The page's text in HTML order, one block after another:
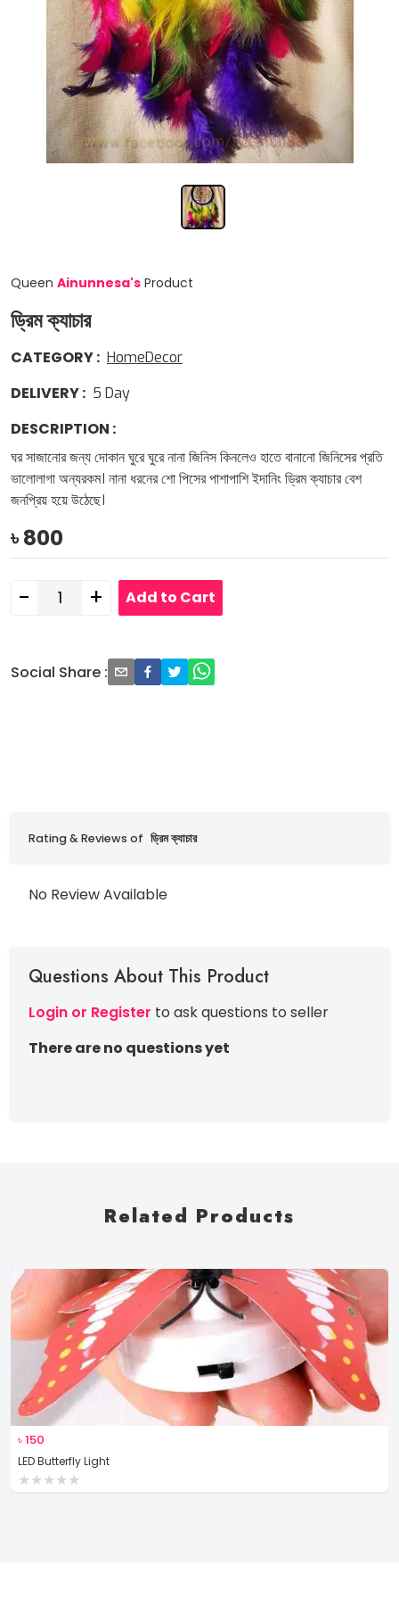
Queen Ainunnesa's Product
ড্রিম ক্যাচার
CATEGORY: HomeDecor
DELIVERY: 5 Day
DESCRIPTION :
ঘর সাজানোর জন্য দোকান ঘুরে ঘুরে নানা জিনিস কিনলেও হাতে বানানো জিনিসের প্রতি
ভালোলাগা অন্যরকম। নানা ধরনের শো পিসের পাশাপাশি ইদানিং ড্রিম ক্যাচার বেশ
জনপ্রিয় হয়ে উঠেছে।
৳800
- + Add to Cart
Social Share :
Rating & Reviews of ড্রিম ক্যাচার
No Review Available
Questions About This Product
Login or Register to ask questions to seller
There are no questions yet
Related Products
৳150
LED Butterfly Light
★★★★★